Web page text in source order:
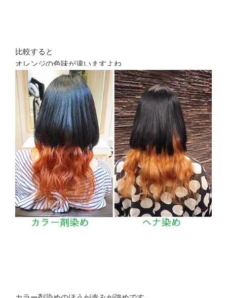
比較すると
オレンジの色味が違いますよね